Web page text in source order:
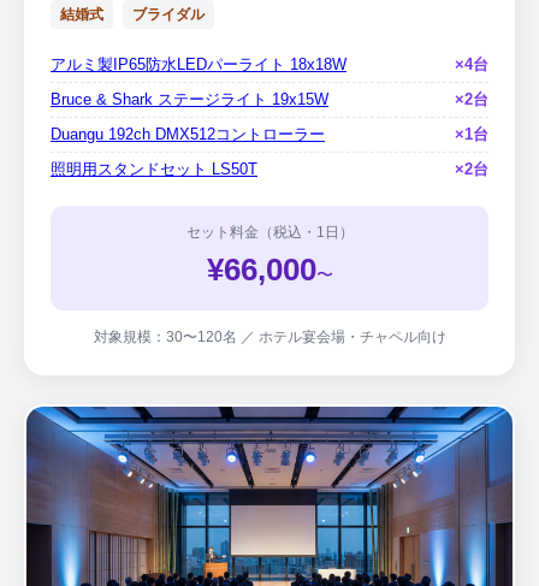
結婚式 ブライダル
アルミ製IP65防水LEDパーライト 18x18W
×4台
Bruce & Shark ステージライト 19x15W
×2台
Duangu 192ch DMX512コントローラー
×1台
照明用スタンドセット LS50T
×2台
セット料金（税込・1日）
¥66,000〜
対象規模：30〜120名 ／ ホテル宴会場・チャペル向け